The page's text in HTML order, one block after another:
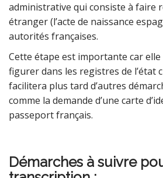
administrative qui consiste à faire
étranger (l’acte de naissance
autorités françaises.
Cette étape est importante car elle
figurer dans les registres de l’état
facilitera plus tard d’autres
comme la demande d’une carte
passeport français.
Démarches à suivre